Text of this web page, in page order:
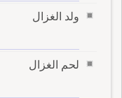
ولد الغزال
لحم الغزال